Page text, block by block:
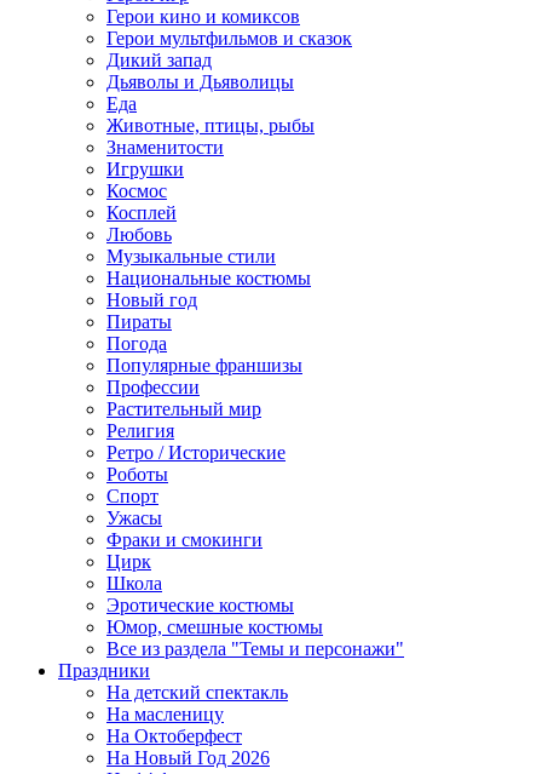
Герои кино и комиксов
Герои мультфильмов и сказок
Дикий запад
Дьяволы и Дьяволицы
Еда
Животные, птицы, рыбы
Знаменитости
Игрушки
Космос
Косплей
Любовь
Музыкальные стили
Национальные костюмы
Новый год
Пираты
Погода
Популярные франшизы
Профессии
Растительный мир
Религия
Ретро / Исторические
Роботы
Спорт
Ужасы
Фраки и смокинги
Цирк
Школа
Эротические костюмы
Юмор, смешные костюмы
Все из раздела "Темы и персонажи"
Праздники
На детский спектакль
На масленицу
На Октоберфест
На Новый Год 2026